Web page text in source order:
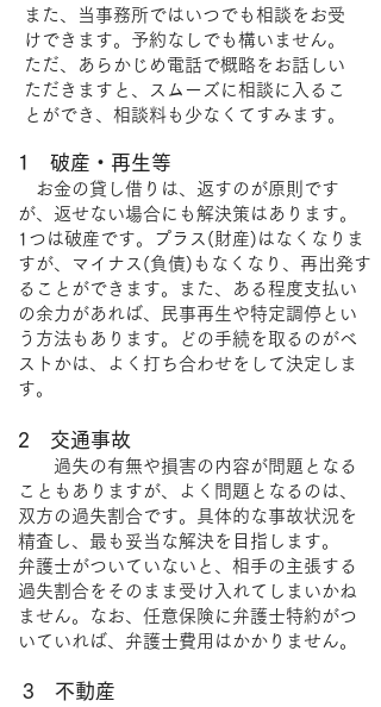
また、当事務所ではいつでも相談をお受
けできます。予約なしでも構いません。
ただ、あらかじめ電話で概略をお話しい
ただきますと、スムーズに相談に入るこ
とができ、相談料も少なくてすみます。
1 破産・再生等
お金の貸し借りは、返すのが原則です
が、返せない場合にも解決策はあります。
1つは破産です。プラス(財産)はなくなりま
すが、マイナス(負債)もなくなり、再出発す
ることができます。また、ある程度支払い
の余力があれば、民事再生や特定調停とい
う方法もあります。どの手続を取るのがベ
ストかは、よく打ち合わせをして決定しま
す。
2 交通事故
過失の有無や損害の内容が問題となる
こともありますが、よく問題となるのは、
双方の過失割合です。具体的な事故状況を
精査し、最も妥当な解決を目指します。
弁護士がついていないと、相手の主張する
過失割合をそのまま受け入れてしまいかね
ません。なお、任意保険に弁護士特約がつ
いていれば、弁護士費用はかかりません。
3 不動産